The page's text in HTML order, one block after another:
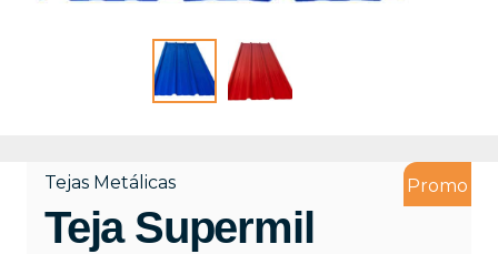
Promo
Tejas Metálicas
Teja Supermil